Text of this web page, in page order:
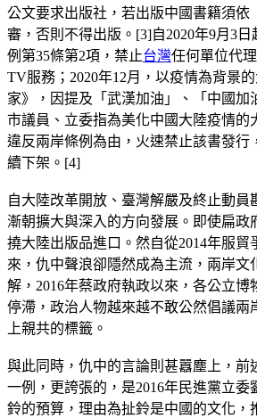
公文要求出版社，若出版中國書籍須依
審，否則不得出版。[3]自2020年9月3
例第35條第2項，禁止台灣任何單位代
TV服務；2020年12月，以疫情為背景
家》，因提及「武漢加油」、「中國加
市議員、立委指為美化中國大陸疫情的
違反兩岸條例為由，火速禁止該書發行
續下架。[4]
自大陸改革開放、臺灣解嚴及終止動員
漸朝擴大與深入的方向發展。即使扁政
撓大陸出版品進口。然自從2014年服貿
來，仇中聲浪卻隱然成為主流，兩岸文
解，2016年蔡政府執政以來，各公立博
停滯，政治人物越來越不敢公然倡議兩
上親共的標籤。
與此同時，仇中的言論則甚囂塵上，前
一例，更誇張的，是2016年民進黨立委
鈴的預算，理由為扯鈴是中國的文化，